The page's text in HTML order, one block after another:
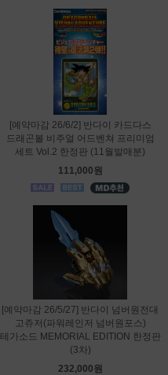
[예약마감 26/6/2] 반다이 카드다스
드래곤볼 비주얼 어드벤쳐 프리미엄
세트 Vol.2 한정판 (11월발매분)
111,000원
[예약마감 26/5/27] 반다이 넘버원전대
고쥬저(파워레인저 넘버원포스)
테가소드 MEMORIAL EDITION 한정판
(3차)
232,000원